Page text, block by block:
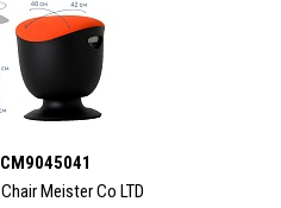
CM9045041
Chair Meister Co LTD